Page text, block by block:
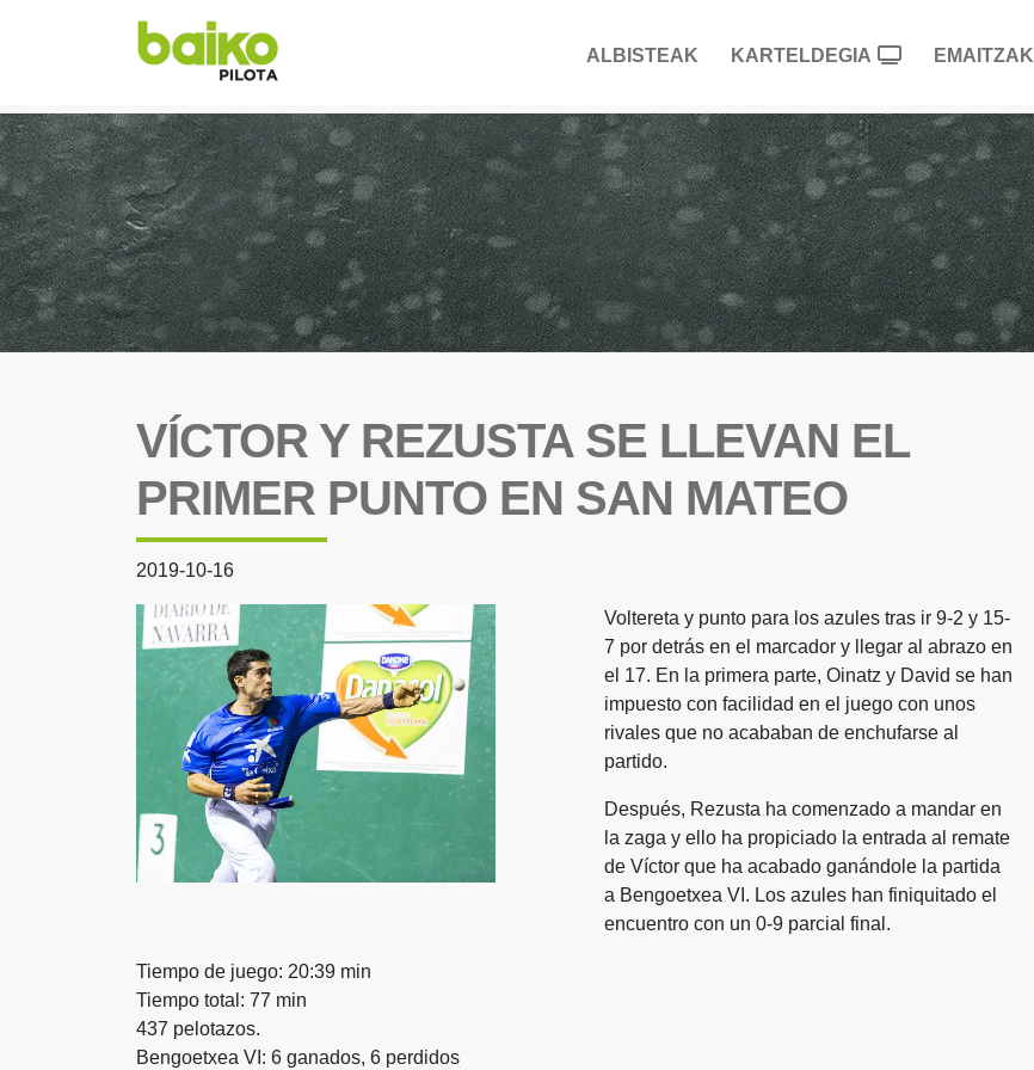
ALBISTEAK KARTELDEGIA EMAITZAK
VÍCTOR Y REZUSTA SE LLEVAN EL
PRIMER PUNTO EN SAN MATEO
2019-10-16
Voltereta y punto para los azules tras ir 9-2 y 15-
7 por detrás en el marcador y llegar al abrazo en
el 17. En la primera parte, Oinatz y David se han
impuesto con facilidad en el juego con unos
rivales que no acababan de enchufarse al
partido.
Después, Rezusta ha comenzado a mandar en
la zaga y ello ha propiciado la entrada al remate
de Víctor que ha acabado ganándole la partida
a Bengoetxea VI. Los azules han finiquitado el
encuentro con un 0-9 parcial final.
Tiempo de juego: 20:39 min
Tiempo total: 77 min
437 pelotazos.
Bengoetxea VI: 6 ganados, 6 perdidos